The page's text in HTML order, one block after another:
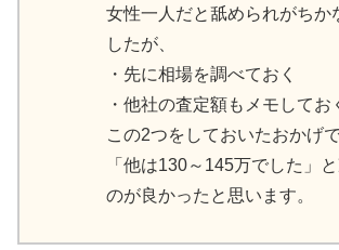
女性一人だと舐められがちか
したが、
・先に相場を調べておく
・他社の査定額もメモしてお
この2つをしておいたおかげで
「他は130～145万でした」
のが良かったと思います。